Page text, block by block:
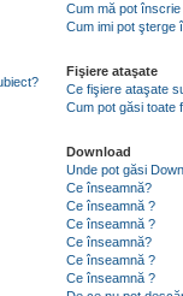
Cum mă pot
Cum imi pot şterge
Fişiere ataşate
Ce fişiere ataşate
Cum pot găsi toate
Download
Unde pot găsi
Ce înseamnă?
Ce înseamnă ?
Ce înseamnă ?
Ce înseamnă?
Ce înseamnă ?
Ce înseamnă ?